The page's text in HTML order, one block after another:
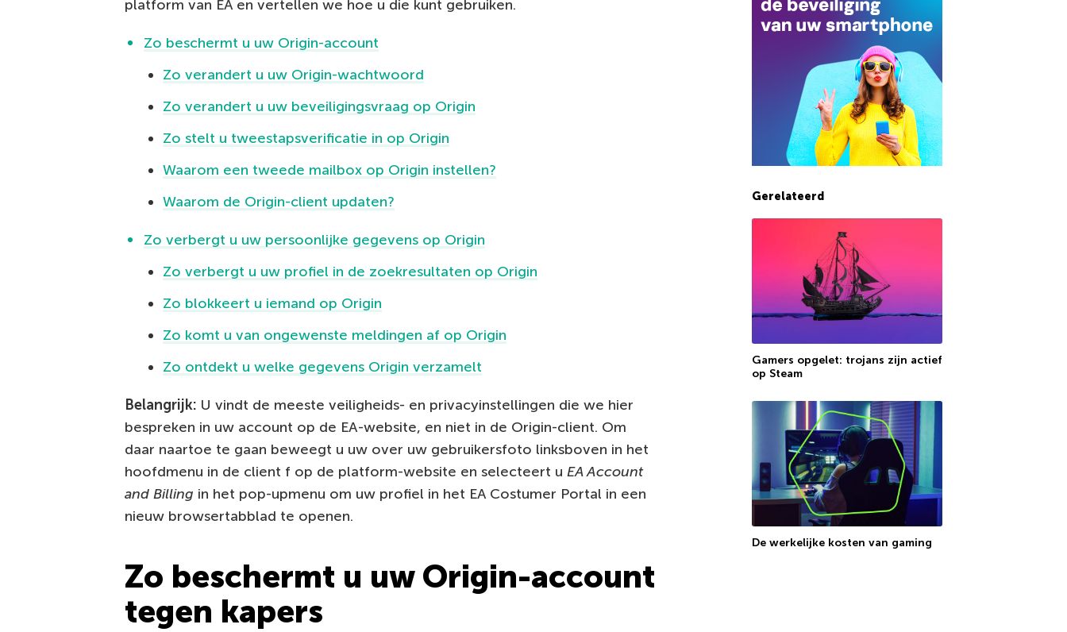
platform van EA en vertellen we hoe u die kunt gebruiken.
Zo beschermt u uw Origin-account
Zo verandert u uw Origin-wachtwoord
Zo verandert u uw beveiligingsvraag op Origin
Zo stelt u tweestapsverificatie in op Origin
Waarom een tweede mailbox op Origin instellen?
Waarom de Origin-client updaten?
Zo verbergt u uw persoonlijke gegevens op Origin
Zo verbergt u uw profiel in de zoekresultaten op Origin
Zo blokkeert u iemand op Origin
Zo komt u van ongewenste meldingen af op Origin
Zo ontdekt u welke gegevens Origin verzamelt
Belangrijk: U vindt de meeste veiligheids- en privacyinstellingen die we hier
bespreken in uw account op de EA-website, en niet in de Origin-client. Om
daar naartoe te gaan beweegt u uw over uw gebruikersfoto linksboven in het
hoofdmenu in de client f op de platform-website en selecteert u EA Account
and Billing in het pop-upmenu om uw profiel in het EA Costumer Portal in een
nieuw browsertabblad te openen.
Zo beschermt u uw Origin-account
tegen kapers
Gerelateerd
Gamers opgelet: trojans zijn actief
op Steam
De werkelijke kosten van gaming